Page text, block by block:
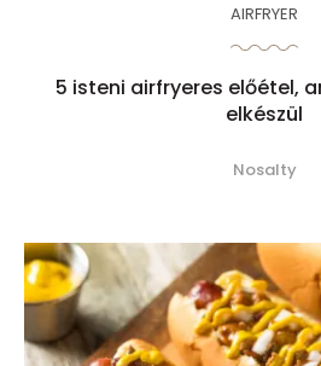
AIRFRYER
5 isteni airfryeres előétel,
elkészül
Nosalty